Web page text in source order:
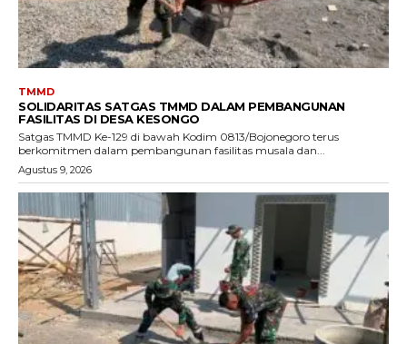
TMMD
SOLIDARITAS SATGAS TMMD DALAM PEMBANGUNAN
FASILITAS DI DESA KESONGO
Satgas TMMD Ke-129 di bawah Kodim 0813/Bojonegoro terus
berkomitmen dalam pembangunan fasilitas musala dan...
Agustus 9, 2026